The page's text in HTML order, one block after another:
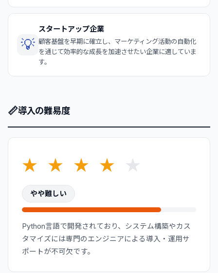
💡
スタートアップ企業
顧客基盤を早期に確立し、マーケティング活動の自動化
を通じて効率的な成長を加速させたい企業に適していま
す。
📏導入の難易度
★ ★ ★ ★ ★
やや難しい
Python言語で開発されており、システム構築やカス
タマイズには専門のエンジニアによる導入・運用サ
ポートが不可欠です。